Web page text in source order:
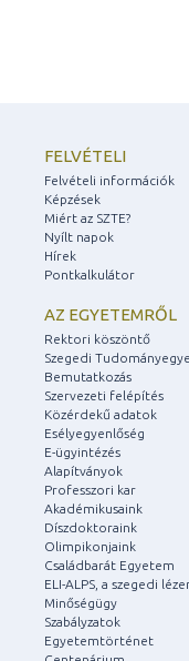
FELVÉTELI
Felvételi információk
Képzések
Miért az SZTE?
Nyílt napok
Hírek
Pontkalkulátor
AZ EGYETEMRŐL
Rektori köszöntő
Szegedi
Bemutatkozás
Szervezeti felépítés
Közérdekű adatok
Esélyegyenlőség
E-ügyintézés
Alapítványok
Professzori kar
Akadémikusaink
Díszdoktoraink
Olimpikonjaink
Családbarát Egyetem
ELI-ALPS, a szegedi
Minőségügy
Szabályzatok
Egyetemtörténet